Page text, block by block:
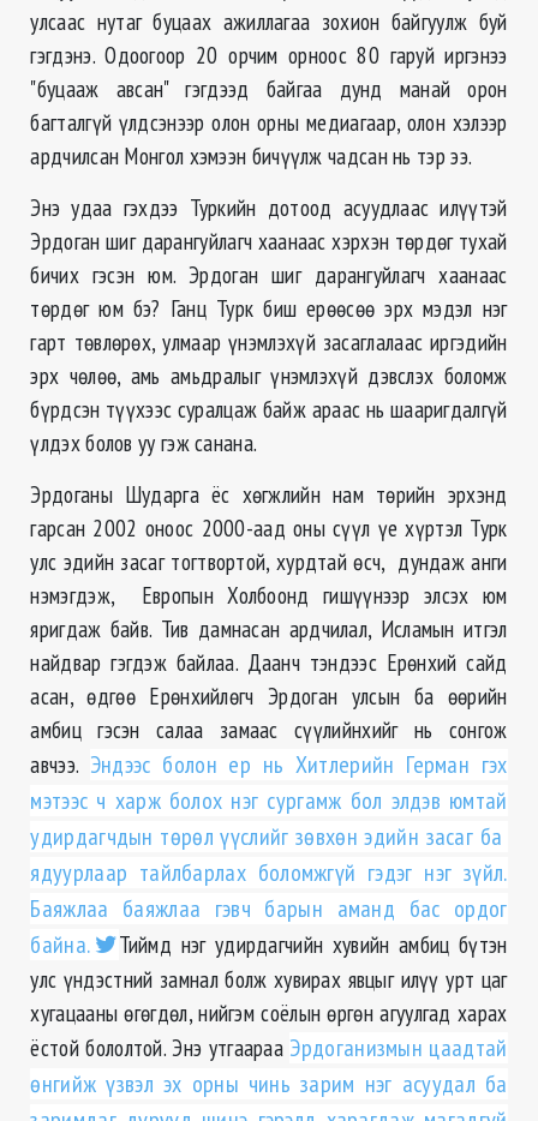
улсаас нутаг буцаах ажиллагаа зохион байгуулж буй
гэгдэнэ. Одоогоор 20 орчим орноос 80 гаруй иргэнээ
"буцааж авсан" гэгдээд байгаа дунд манай орон
багталгүй үлдсэнээр олон орны медиагаар, олон хэлээр
ардчилсан Монгол хэмээн бичүүлж чадсан нь тэр ээ.
Энэ удаа гэхдээ Туркийн дотоод асуудлаас илүүтэй
Эрдоган шиг дарангуйлагч хаанаас хэрхэн төрдөг тухай
бичих гэсэн юм. Эрдоган шиг дарангуйлагч хаанаас
төрдөг юм бэ? Ганц Турк биш ерөөсөө эрх мэдэл нэг
гарт төвлөрөх, улмаар үнэмлэхүй засаглалаас иргэдийн
эрх чөлөө, амь амьдралыг үнэмлэхүй дэвслэх боломж
бүрдсэн түүхээс суралцаж байж араас нь шааригдалгүй
үлдэх болов уу гэж санана.
Эрдоганы Шударга ёс хөгжлийн нам төрийн эрхэнд
гарсан 2002 оноос 2000-аад оны сүүл үе хүртэл Турк
улс эдийн засаг тогтвортой, хурдтай өсч, дундаж анги
нэмэгдэж, Европын Холбоонд гишүүнээр элсэх юм
яригдаж байв. Тив дамнасан ардчилал, Исламын итгэл
найдвар гэгдэж байлаа. Даанч тэндээс Ерөнхий сайд
асан, өдгөө Ерөнхийлөгч Эрдоган улсын ба өөрийн
амбиц гэсэн салаа замаас сүүлийнхийг нь сонгож
авчээ. Эндээс болон ер нь Хитлерийн Герман гэх
мэтээс ч харж болох нэг сургамж бол элдэв юмтай
удирдагчдын төрөл үүслийг зөвхөн эдийн засаг ба
ядуурлаар тайлбарлах боломжгүй гэдэг нэг зүйл.
Баяжлаа баяжлаа гэвч барын аманд бас ордог
байна.
Тиймд нэг удирдагчийн хувийн амбиц бүтэн
улс үндэстний замнал болж хувирах явцыг илүү урт цаг
хугацааны өгөгдөл, нийгэм соёлын өргөн агуулгад харах
ёстой бололтой. Энэ утгаараа Эрдоганизмын цаадтай
өнгийж үзвэл эх орны чинь зарим нэг асуудал ба